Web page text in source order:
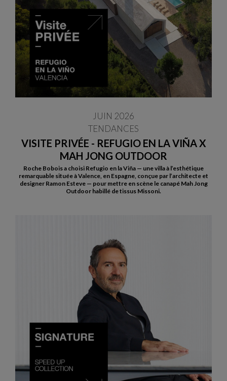
VISITE PRIVÉE - REFUGIO EN LA VIÑA X
MAH JONG OUTDOOR
JUIN 2026
TENDANCES
Roche Bobois a choisi Refugio en la Viña — une villa à l’esthétique
remarquable située à Valence, en Espagne, conçue par l’architecte et
designer Ramon Esteve — pour mettre en scène le canapé Mah Jong
Outdoor habillé de tissus Missoni.